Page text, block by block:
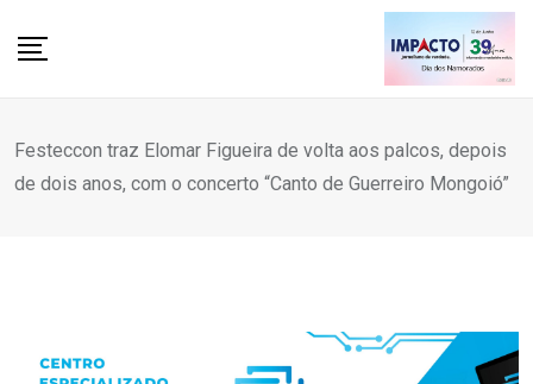
Festeccon traz Elomar Figueira de volta aos palcos, depois
de dois anos, com o concerto “Canto de Guerreiro Mongoió”